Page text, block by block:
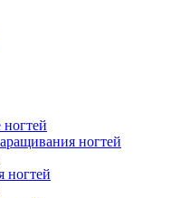
ногтей
ногтей